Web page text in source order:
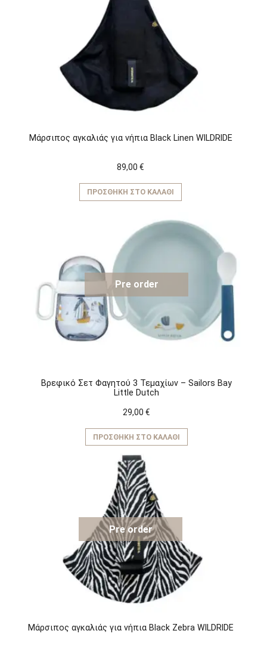
Μάρσιπος αγκαλιάς για νήπια Black Linen WILDRIDE
89,00 €
ΠΡΟΣΘΉΚΗ ΣΤΟ ΚΑΛΆΘΙ
Pre order
Βρεφικό Σετ Φαγητού 3 Τεμαχίων – Sailors Bay
Little Dutch
29,00 €
ΠΡΟΣΘΉΚΗ ΣΤΟ ΚΑΛΆΘΙ
Pre order
Μάρσιπος αγκαλιάς για νήπια Black Zebra WILDRIDE